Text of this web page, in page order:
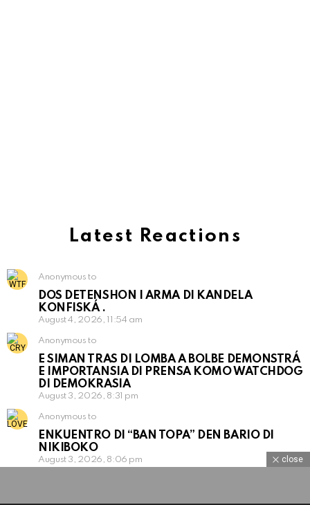
Latest Reactions
Anonymous to
DOS DETENSHON I ARMA DI KANDELA
KONFISKÁ .
August 4, 2026, 11:54 am
Anonymous to
E SIMAN TRAS DI LOMBA A BOLBE DEMONSTRÁ
E IMPORTANSIA DI PRENSA KOMO WATCHDOG
DI DEMOKRASIA
August 3, 2026, 8:31 pm
Anonymous to
ENKUENTRO DI “BAN TOPA” DEN BARIO DI
NIKIBOKO
August 3, 2026, 8:06 pm close